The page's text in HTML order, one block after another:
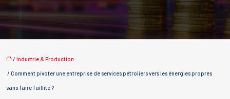
/ Industrie & Production
/ Comment pivoter une entreprise de services pétroliers vers les énergies propres
sans faire faillite ?